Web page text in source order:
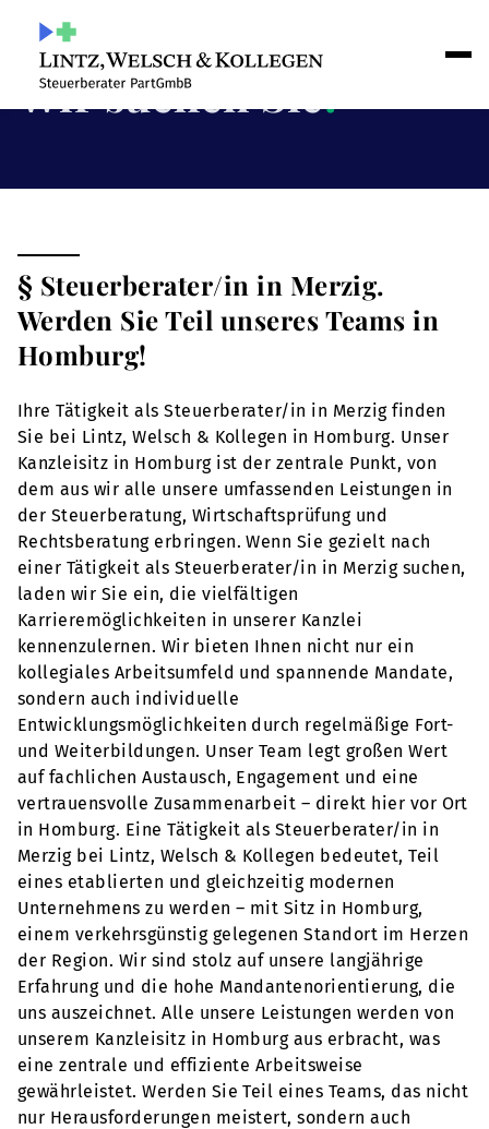
Wir suchen Sie!
§ Steuerberater/in in Merzig.
Werden Sie Teil unseres Teams in
Homburg!
Ihre Tätigkeit als Steuerberater/in in Merzig finden
Sie bei Lintz, Welsch & Kollegen in Homburg. Unser
Kanzleisitz in Homburg ist der zentrale Punkt, von
dem aus wir alle unsere umfassenden Leistungen in
der Steuerberatung, Wirtschaftsprüfung und
Rechtsberatung erbringen. Wenn Sie gezielt nach
einer Tätigkeit als Steuerberater/in in Merzig suchen,
laden wir Sie ein, die vielfältigen
Karrieremöglichkeiten in unserer Kanzlei
kennenzulernen. Wir bieten Ihnen nicht nur ein
kollegiales Arbeitsumfeld und spannende Mandate,
sondern auch individuelle
Entwicklungsmöglichkeiten durch regelmäßige Fort-
und Weiterbildungen. Unser Team legt großen Wert
auf fachlichen Austausch, Engagement und eine
vertrauensvolle Zusammenarbeit – direkt hier vor Ort
in Homburg. Eine Tätigkeit als Steuerberater/in in
Merzig bei Lintz, Welsch & Kollegen bedeutet, Teil
eines etablierten und gleichzeitig modernen
Unternehmens zu werden – mit Sitz in Homburg,
einem verkehrsgünstig gelegenen Standort im Herzen
der Region. Wir sind stolz auf unsere langjährige
Erfahrung und die hohe Mandantenorientierung, die
uns auszeichnet. Alle unsere Leistungen werden von
unserem Kanzleisitz in Homburg aus erbracht, was
eine zentrale und effiziente Arbeitsweise
gewährleistet. Werden Sie Teil eines Teams, das nicht
nur Herausforderungen meistert, sondern auch